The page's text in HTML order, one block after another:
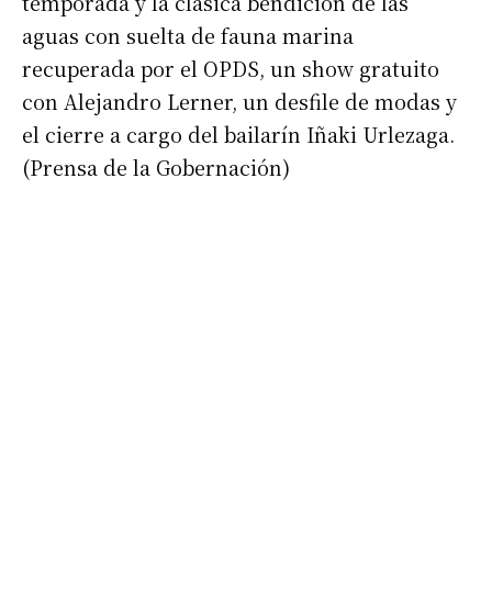
Suscribirme gratis
aguas con suelta de fauna marina
recuperada por el OPDS, un show gratuito
con Alejandro Lerner, un desfile de modas y
el cierre a cargo del bailarín Iñaki Urlezaga.
(Prensa de la Gobernación)